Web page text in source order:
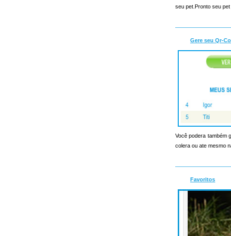
seu pet.Pronto seu
Gere seu Qr-
Você podera também
colera ou ate mesmo
Favoritos